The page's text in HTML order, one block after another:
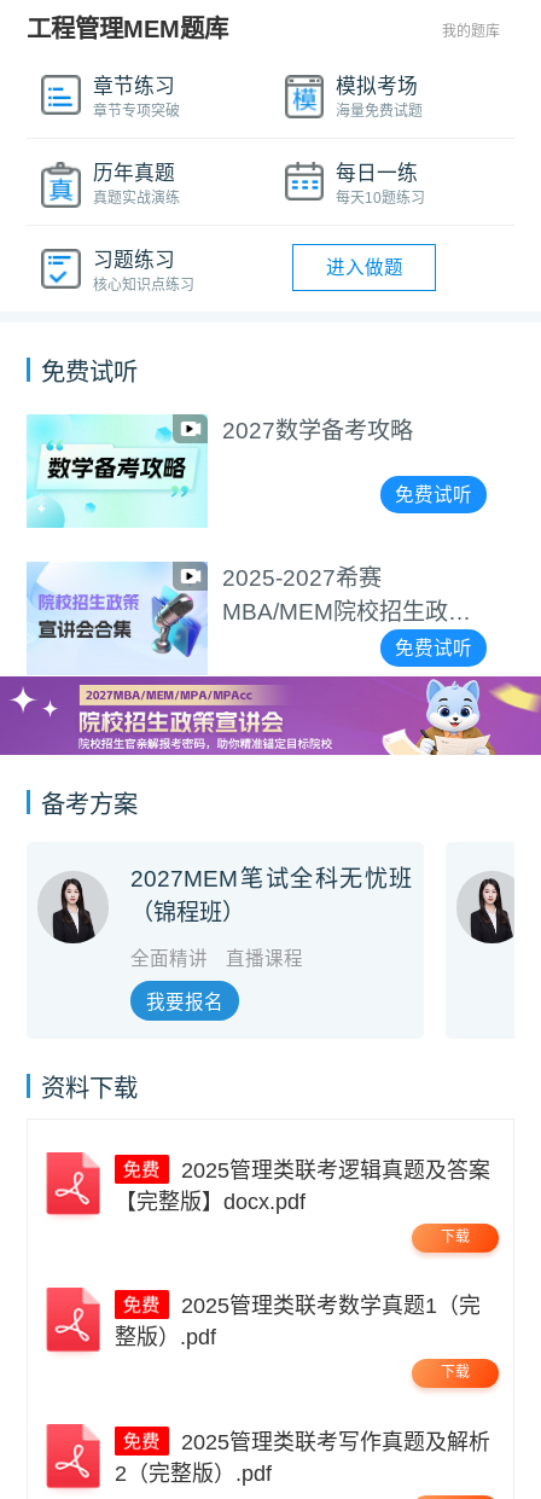
工程管理MEM题库 我的题库
章节练习
章节专项突破
模拟考场
海量免费试题
历年真题
真题实战演练
每日一练
每天10题练习
习题练习
核心知识点练习
进入做题
免费试听
2027数学备考攻略
免费试听
2025-2027希赛
MBA/MEM院校招生政策
免费试听
备考方案
2027MEM笔试全科无忧班
（锦程班）
全面精讲 直播课程
我要报名
资料下载
【完整版】docx.pdf
下载
整版）.pdf
下载
2（完整版）.pdf